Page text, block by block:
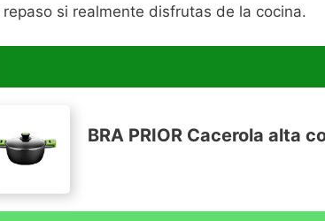
repaso si realmente disfrutas de la cocina.
BRA PRIOR Cacerola alta